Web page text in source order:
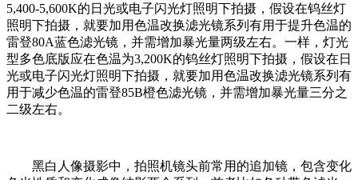
5,400-5,600K的日光或电子闪光灯照明下拍摄，假设在钨丝灯
照明下拍摄，就要加用色温改换滤光镜系列有用于提升色温的
雷登80A蓝色滤光镜，并需增加暴光量两级左右。一样，灯光
型多色底版应在色温为3,200K的钨丝灯照明下拍摄，假设在日
光或电子闪光灯照明下拍摄，就要加用色温改换滤光镜系列有
用于减少色温的雷登85B橙色滤光镜，并需增加暴光量三分之
二级左右。
黑白人像摄影中，拍照机镜头前常用的追加镜，包含变化